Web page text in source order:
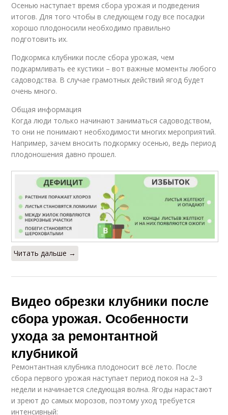
Осенью наступает время сбора урожая и подведения
итогов. Для того чтобы в следующем году все посадки
хорошо плодоносили необходимо правильно
подготовить их.
Подкормка клубники после сбора урожая, чем
подкармливать ее кустики – вот важные моменты любого
садоводства. В случае грамотных действий ягод будет
очень много.
Общая информация
Когда люди только начинают заниматься садоводством,
то они не понимают необходимости многих мероприятий.
Например, зачем вносить подкормку осенью, ведь период
плодоношения давно прошел.
Читать дальше →
Видео обрезки клубники после
сбора урожая. Особенности
ухода за ремонтантной
клубникой
Ремонтантная клубника плодоносит всё лето. После
сбора первого урожая наступает период покоя на 2–3
недели и начинается следующая волна. Ягоды нарастают
и зреют до самых морозов, поэтому уход требуется
интенсивный: